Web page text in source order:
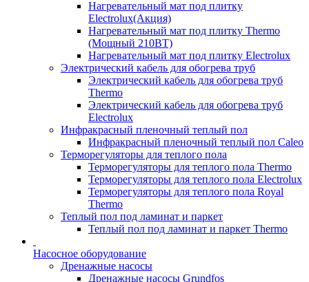
Нагревательный мат под плитку
Electrolux(Акция)
Нагревательный мат под плитку Thermo
(Мощный 210ВТ)
Нагревательный мат под плитку Electrolux
Электрический кабель для обогрева труб
Электрический кабель для обогрева труб
Thermo
Электрический кабель для обогрева труб
Electrolux
Инфракрасный пленочный теплый пол
Инфракрасный пленочный теплый пол Caleo
Терморегуляторы для теплого пола
Терморегуляторы для теплого пола Thermo
Терморегуляторы для теплого пола Electrolux
Терморегуляторы для теплого пола Royal
Thermo
Теплый пол под ламинат и паркет
Теплый пол под ламинат и паркет Thermo
Насосное оборудование
Дренажные насосы
Дренажные насосы Grundfos